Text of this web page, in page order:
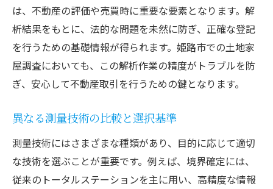
は、不動産の評価や売買時に重要な要素となります。解
析結果をもとに、法的な問題を未然に防ぎ、正確な登記
を行うための基礎情報が得られます。姫路市での土地家
屋調査においても、この解析作業の精度がトラブルを防
ぎ、安心して不動産取引を行うための鍵となります。
異なる測量技術の比較と選択基準
測量技術にはさまざまな種類があり、目的に応じて適切
な技術を選ぶことが重要です。例えば、境界確定には、
従来のトータルステーションを主に用い、高精度な情報